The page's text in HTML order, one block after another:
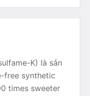
K) là sản
free synthetic
times sweeter